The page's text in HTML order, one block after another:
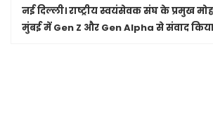
नई दिल्ली।राष्ट्रीय स्वयंसेवक संघ के प्रमुख
मुंबई में Gen Z और Gen Alpha से संवाद